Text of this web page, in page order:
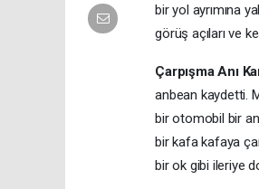
bir yol ayrımına
görüş açıları ve
Çarpışma Anı
anbean kaydetti.
bir otomobil bir
bir kafa kafaya
bir ok gibi ileriye